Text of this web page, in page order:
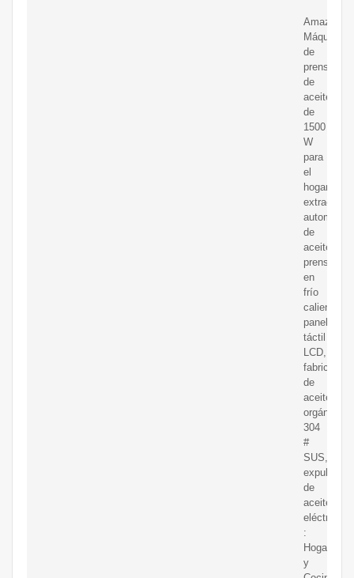
Máquina
de
prensa
de
aceite
de
1500
W
para
el
hogar,
extractor
automático
de
aceite
prensado
en
frío
caliente,
panel
táctil
LCD,
fabricante
de
aceite
orgánico
304
#
SUS,
expulsor
de
aceite
eléctrico
:
Hogar
y